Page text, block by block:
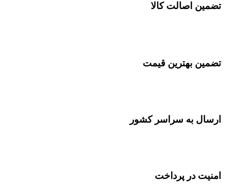
تضمین اصالت کالا
تضمین بهترین قیمت
ارسال به سراسر کشور
امنیت در پرداخت